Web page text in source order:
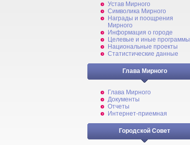
Устав Мирного
Символика Мирного
Награды и поощрения
Мирного
Информация о городе
Целевые и иные программы
Национальные проекты
Статистические данные
Глава Мирного
Глава Мирного
Документы
Отчеты
Интернет-приемная
Городской Совет